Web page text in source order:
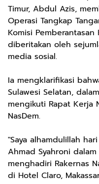
Timur, Abdul Azis,
Operasi Tangkap
Komisi
diberitakan oleh
media sosial.
Ia mengklarifikasi
Sulawesi Selatan,
mengikuti Rapat Kerja
NasDem.
"Saya alhamdulillah
Ahmad Syahroni
menghadiri Rakernas
di Hotel Claro,